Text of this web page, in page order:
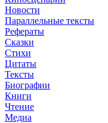
Новости
Параллельные тексты
Рефераты
Сказки
Стихи
Цитаты
Тексты
Биографии
Книги
Чтение
Медиа